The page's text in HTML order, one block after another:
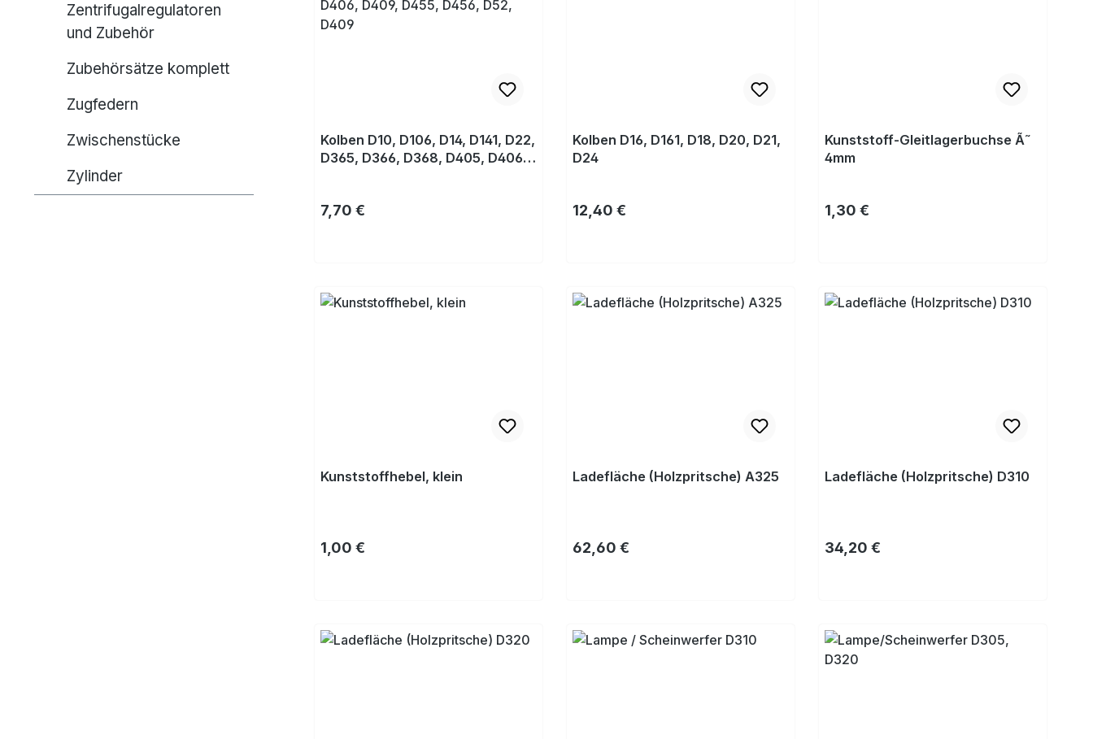
Zentrifugalregulatoren
und Zubehör
Zubehörsätze komplett
Zugfedern
Zwischenstücke
Zylinder
Kolben D10, D106, D14, D141, D22,
D365, D366, D368, D405, D406,
Regulärer Preis:
7,70 €
Kolben D16, D161, D18, D20, D21,
D24
Regulärer Preis:
12,40 €
Kunststoff-Gleitlagerbuchse Ã˜
4mm
Regulärer Preis:
1,30 €
Kunststoffhebel, klein
Regulärer Preis:
1,00 €
Ladefläche (Holzpritsche) A325
Regulärer Preis:
62,60 €
Ladefläche (Holzpritsche) D310
Regulärer Preis:
34,20 €